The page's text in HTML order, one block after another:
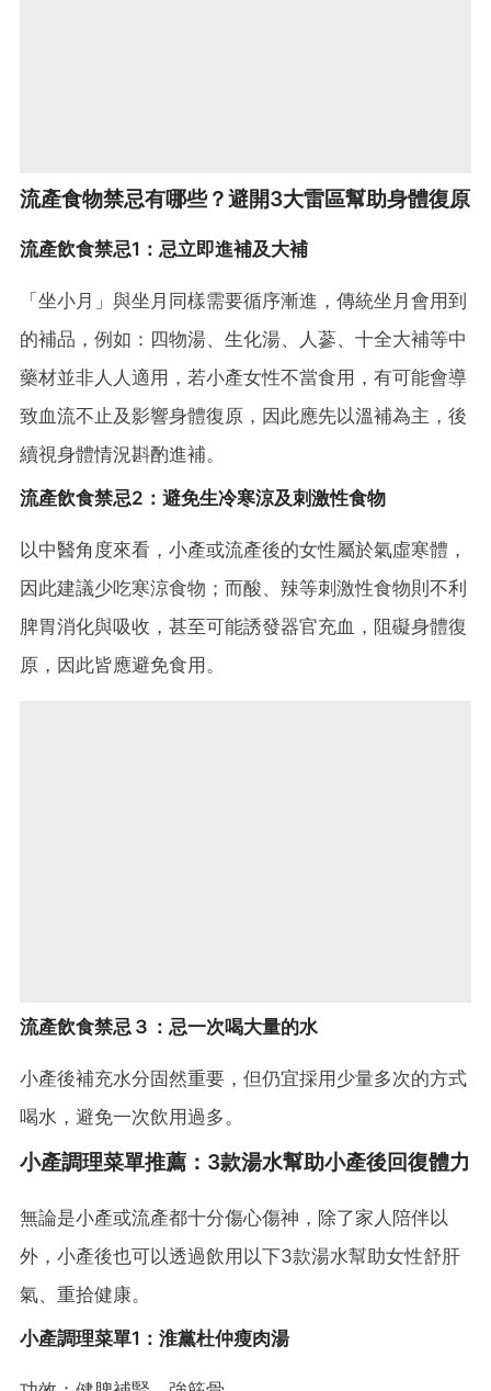
流產食物禁忌有哪些？避開3大雷區幫助身體復原
流產飲食禁忌1：忌立即進補及大補
「坐小月」與坐月同樣需要循序漸進，傳統坐月會用到
的補品，例如：四物湯、生化湯、人蔘、十全大補等中
藥材並非人人適用，若小產女性不當食用，有可能會導
致血流不止及影響身體復原，因此應先以溫補為主，後
續視身體情況斟酌進補。
流產飲食禁忌2：避免生冷寒涼及刺激性食物
以中醫角度來看，小產或流產後的女性屬於氣虛寒體，
因此建議少吃寒涼食物；而酸、辣等刺激性食物則不利
脾胃消化與吸收，甚至可能誘發器官充血，阻礙身體復
原，因此皆應避免食用。
流產飲食禁忌３：忌一次喝大量的水
小產後補充水分固然重要，但仍宜採用少量多次的方式
喝水，避免一次飲用過多。
小產調理菜單推薦：3款湯水幫助小產後回復體力
無論是小產或流產都十分傷心傷神，除了家人陪伴以
外，小產後也可以透過飲用以下3款湯水幫助女性舒肝
氣、重拾健康。
小產調理菜單1：淮黨杜仲瘦肉湯